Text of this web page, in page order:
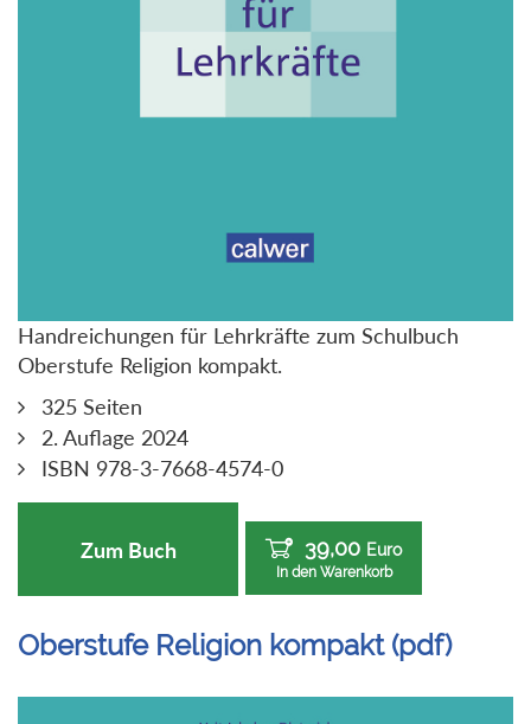
Handreichungen für Lehrkräfte zum Schulbuch
Oberstufe Religion kompakt.
325 Seiten
2. Auflage 2024
ISBN 978-3-7668-4574-0
Zum Buch 39,00 Euro
In den Warenkorb
Oberstufe Religion kompakt (pdf)